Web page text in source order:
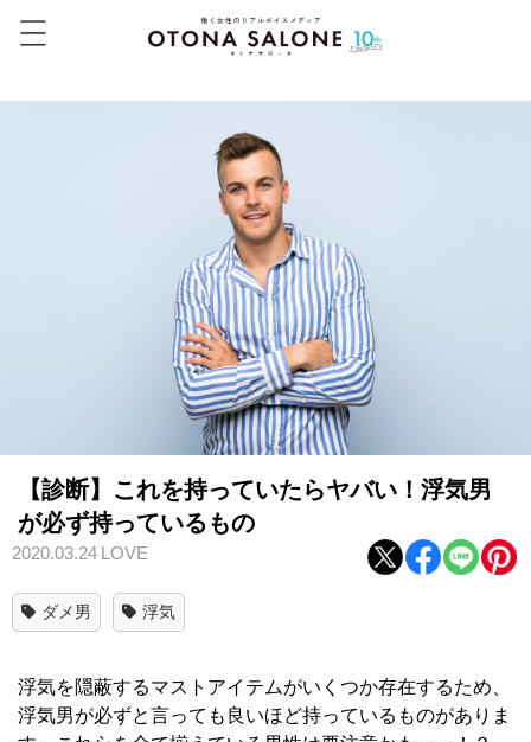
【診断】これを持っていたらヤバい！浮気男
が必ず持っているもの
2020.03.24 LOVE
ダメ男 浮気
浮気を隠蔽するマストアイテムがいくつか存在するため、
浮気男が必ずと言っても良いほど持っているものがありま